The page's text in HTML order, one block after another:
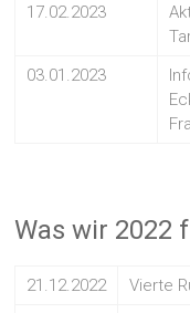
17.02.2023
03.01.2023
Was wir 2022
21.12.2022
Vierte